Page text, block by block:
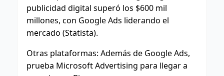
publicidad digital superó los $600 mil
millones, con Google Ads liderando el
mercado (Statista).
Otras plataformas: Además de Google Ads,
prueba Microsoft Advertising para llegar a